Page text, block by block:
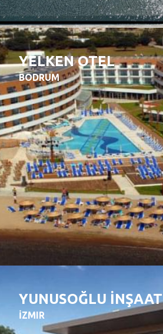
YELKEN OTEL
BODRUM
YUNUSOĞLU İNŞAAT
İZMIR